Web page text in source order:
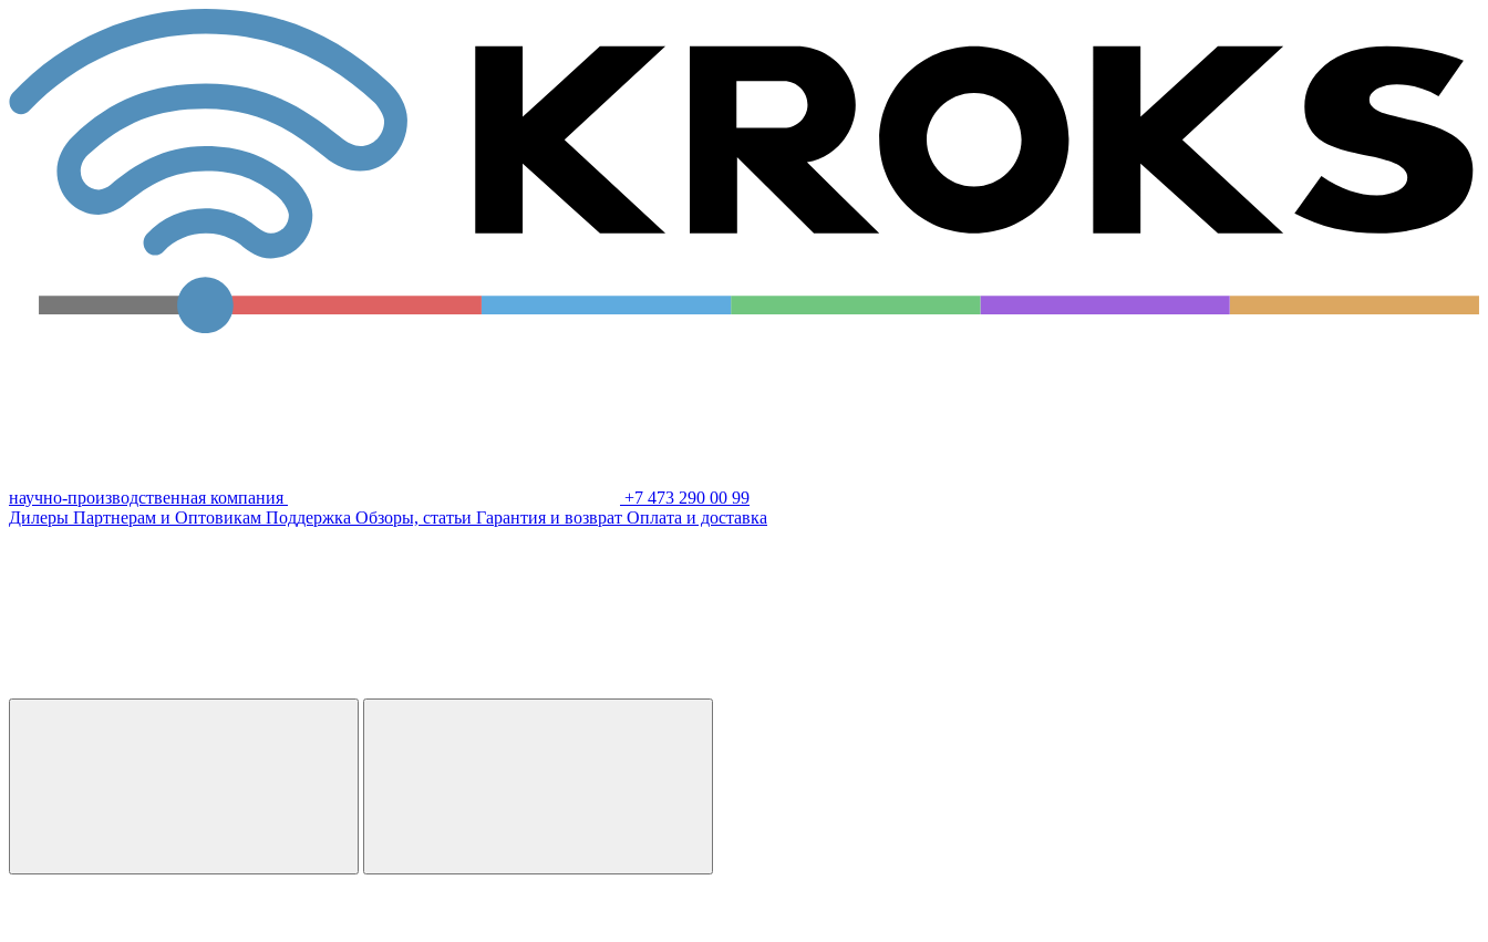
научно-производственная компания
+7 473 290 00 99
Дилеры Партнерам и Оптовикам Поддержка Обзоры, статьи Гарантия и возврат Оплата и доставка